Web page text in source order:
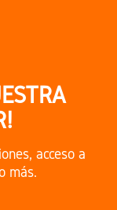
acceso a
más.